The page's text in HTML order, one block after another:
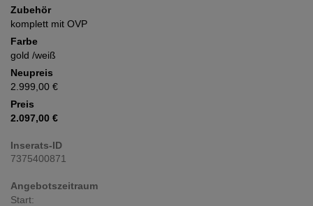
Zubehör
komplett mit OVP
Farbe
gold /weiß
Neupreis
2.999,00 €
Preis
2.097,00 €
Inserats-ID
7375400871
Angebotszeitraum
Start: